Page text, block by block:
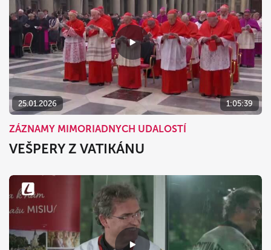
25.01.2026 1:05:39
ZÁZNAMY MIMORIADNYCH UDALOSTÍ
VEŠPERY Z VATIKÁNU